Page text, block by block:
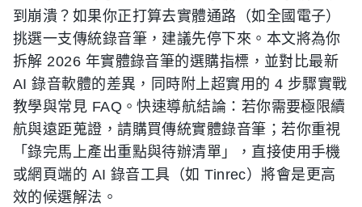
到崩潰？如果你正打算去實體通路（如全國電子）
挑選一支傳統錄音筆，建議先停下來。本文將為你
拆解 2026 年實體錄音筆的選購指標，並對比最新
AI 錄音軟體的差異，同時附上超實用的 4 步驟實戰
教學與常見 FAQ。快速導航結論：若你需要極限續
航與遠距蒐證，請購買傳統實體錄音筆；若你重視
「錄完馬上產出重點與待辦清單」，直接使用手機
或網頁端的 AI 錄音工具（如 Tinrec）將會是更高
效的候選解法。